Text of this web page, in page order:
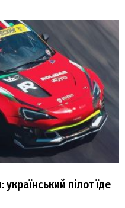
пілот їде